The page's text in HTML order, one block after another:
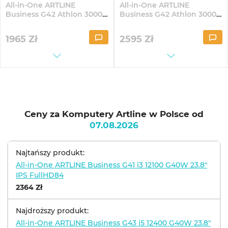
All-in-One ARTLINE
Business G42 Athlon 3000G
1965 Zł
All-in-One ARTLINE
Business G42 Athlon 3000G
2595 Zł
Ceny za Komputery Artline w Polsce od
07.08.2026
Najtańszy produkt:
All-in-One ARTLINE Business G41 i3 12100 G40W 23.8"
IPS FullHD84
2364 Zł
Najdroższy produkt:
All-in-One ARTLINE Business G43 i5 12400 G40W 23.8"